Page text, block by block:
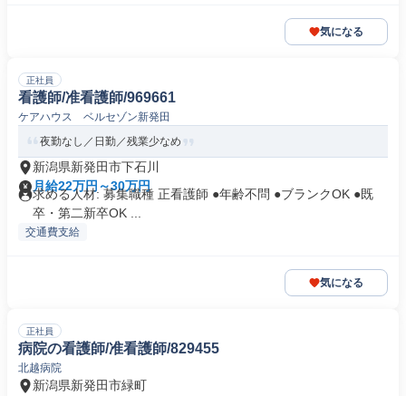
気になる
正社員
看護師/准看護師/969661
ケアハウス ベルセゾン新発田
夜勤なし／日勤／残業少なめ
新潟県新発田市下石川
月給22万円～30万円
求める人材: 募集職種 正看護師 ●年齢不問 ●ブランクOK ●既
卒・第二新卒OK ...
交通費支給
気になる
正社員
病院の看護師/准看護師/829455
北越病院
新潟県新発田市緑町